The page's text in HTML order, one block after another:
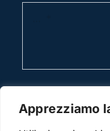
Apprezziamo
invia mail